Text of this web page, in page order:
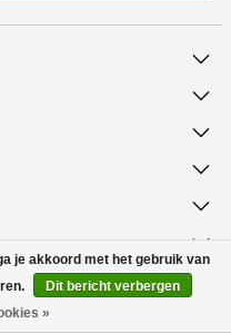
je akkoord met het gebruik van
Dit bericht verbergen
»